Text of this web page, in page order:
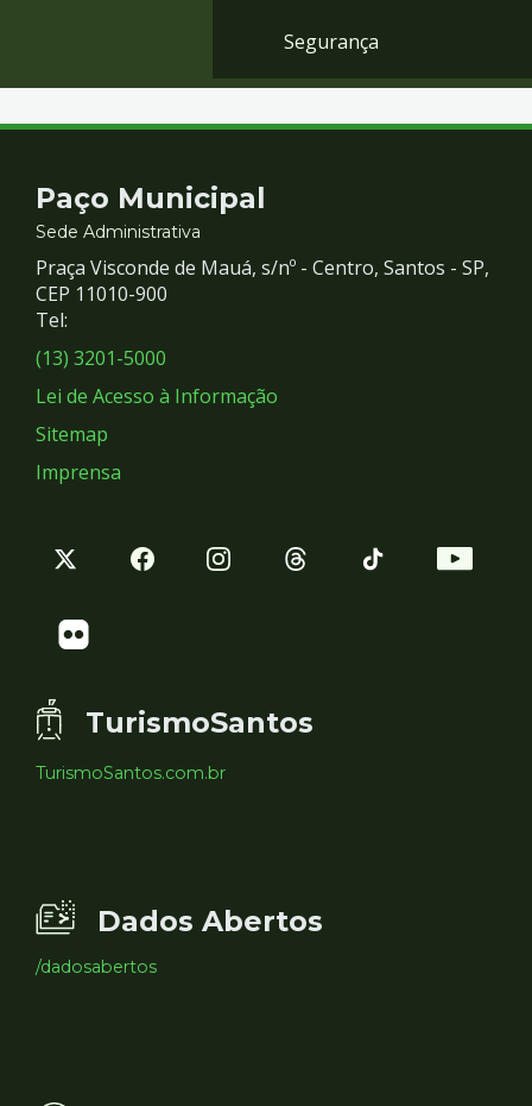
Segurança
Contato
e
Redes
Sociais
Paço Municipal
Sede Administrativa
Praça Visconde de Mauá, s/nº - Centro, Santos - SP,
CEP 11010-900
Tel:
(13) 3201-5000
Lei de Acesso à Informação
Sitemap
Imprensa
TurismoSantos
TurismoSantos.com.br
Dados Abertos
/dadosabertos